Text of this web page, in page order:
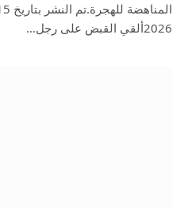
2026ألقي القبض على رجل…